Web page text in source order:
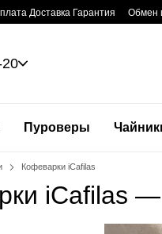
контенту
Доставка Гарантия Обмен
Пуроверы
Кофеварки iCafilas
iCafilas